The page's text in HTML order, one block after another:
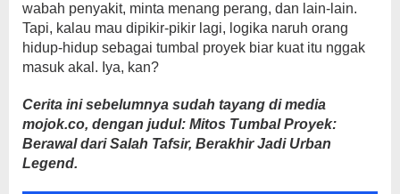
wabah penyakit, minta menang perang, dan lain-lain.
Tapi, kalau mau dipikir-pikir lagi, logika naruh orang
hidup-hidup sebagai tumbal proyek biar kuat itu nggak
masuk akal. Iya, kan?
Cerita ini sebelumnya sudah tayang di media
mojok.co, dengan judul: Mitos Tumbal Proyek:
Berawal dari Salah Tafsir, Berakhir Jadi Urban
Legend.